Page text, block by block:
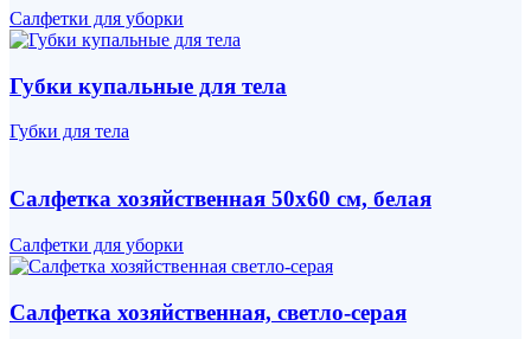
Салфетки для уборки
Губки купальные для тела
Губки для тела
Салфетка хозяйственная 50х60 см, белая
Салфетки для уборки
Салфетка хозяйственная, светло-серая